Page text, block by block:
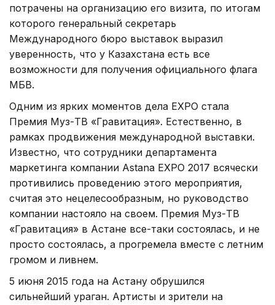
потрачены на организацию его визита, по итогам
которого генеральный секретарь
Международного бюро выставок выразил
уверенность, что у Казахстана есть все
возможности для получения официального флага
МБВ.
Одним из ярких моментов дела EXPO стала
Премия Муз-ТВ «Гравитация». Естественно, в
рамках продвижения международной выставки.
Известно, что сотрудники департамента
маркетинга компании Astana EXPO 2017 всячески
противились проведению этого мероприятия,
считая это нецелесообразным, но руководство
компании настояло на своем. Премия Муз-ТВ
«Гравитация» в Астане все-таки состоялась, и не
просто состоялась, а прогремела вместе с летним
громом и ливнем.
5 июня 2015 года на Астану обрушился
сильнейший ураган. Артисты и зрители на